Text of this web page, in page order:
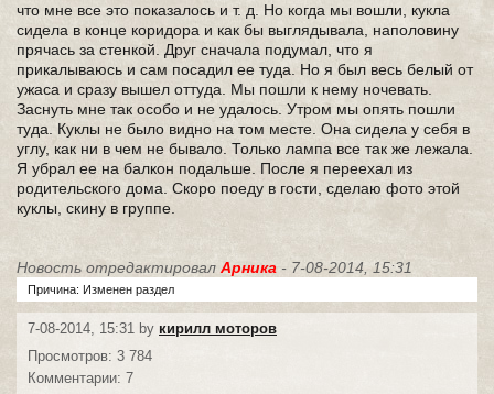
что мне все это показалось и т. д. Но когда мы вошли, кукла
сидела в конце коридора и как бы выглядывала, наполовину
прячась за стенкой. Друг сначала подумал, что я
прикалываюсь и сам посадил ее туда. Но я был весь белый от
ужаса и сразу вышел оттуда. Мы пошли к нему ночевать.
Заснуть мне так особо и не удалось. Утром мы опять пошли
туда. Куклы не было видно на том месте. Она сидела у себя в
углу, как ни в чем не бывало. Только лампа все так же лежала.
Я убрал ее на балкон подальше. После я переехал из
родительского дома. Скоро поеду в гости, сделаю фото этой
куклы, скину в группе.
Новость отредактировал Арника - 7-08-2014, 15:31
Причина: Изменен раздел
7-08-2014, 15:31 by кирилл моторов
Просмотров: 3 784
Комментарии: 7